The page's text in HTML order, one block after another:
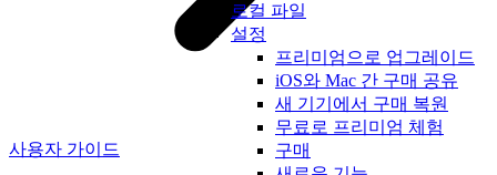
로컬 파일
설정
프리미엄으로 업그레이드
iOS와 Mac 간 구매 공유
새 기기에서 구매 복원
무료로 프리미엄 체험
구매
사용자 가이드